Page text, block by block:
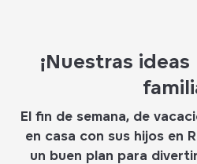
¡Nuestras
El fin de semana, de
en casa con sus hijos en
un buen plan para